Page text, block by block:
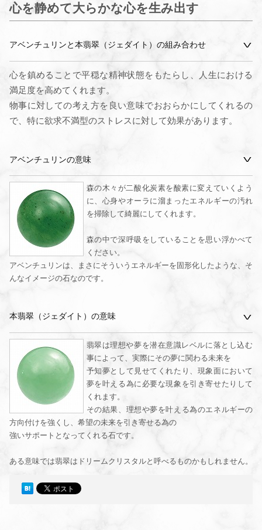
心を静めて大らかな心を生み出す
アベンチュリンと本翡翠（ジェダイト）の組み合わせ
心を鎮めることで平穏な精神状態をもたらし、人生における
満足度を高めてくれます。
物事に対しての考え方を良い意味でおおらかにしてくれるの
で、特に欲求不満型のストレスに対して効果があります。
アベンチュリンの意味
森の木々が二酸化炭素を酸素に変えていくよう
に、心身やオーラに溜まったエネルギーの汚れ
を掃除して綺麗にしてくれます。
森の中で深呼吸をしていることを思い浮かべて
ください。
アベンチュリンは、まさにそういうエネルギーを固形化したような、そ
んなイメージの石なのです。
本翡翠（ジェダイト）の意味
翡翠は理想や夢を潜在意識レベルに落とし込む
事によって、実際にその夢に関わる未来を
予知夢として見せてくれたり、現象面において
夢を叶える為に必要な現象を引き寄せたりして
くれます。
その結果、理想や夢を叶える為のエネルギーの
方向付けを強くし、希望の未来を引き寄せる為の
強いサポートとなってくれる石です。
ある意味では翡翠はドリームクリスタルと呼べるものかもしれません。